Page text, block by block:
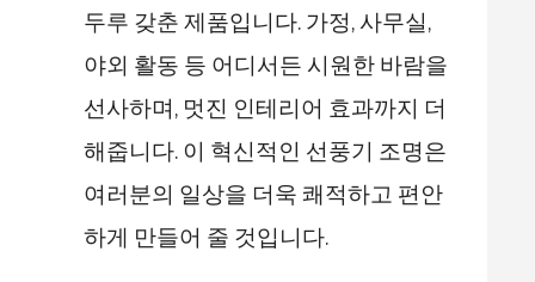
두루 갖춘 제품입니다. 가정, 사무실,
야외 활동 등 어디서든 시원한 바람을
선사하며, 멋진 인테리어 효과까지 더
해줍니다. 이 혁신적인 선풍기 조명은
여러분의 일상을 더욱 쾌적하고 편안
하게 만들어 줄 것입니다.